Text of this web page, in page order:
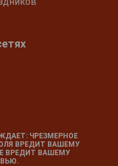
ЧРЕЗМЕРНОЕ
ВРЕДИТ ВАШЕМУ
ВРЕДИТ ВАШЕМУ